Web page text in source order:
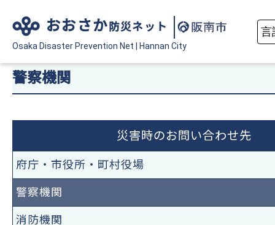
おおさか 防災ネット
Osaka Disaster Prevention Net Hannan City
警察機関
災害時のお問い合わせ先
府庁・市役所・町村役場
警察機関
消防機関